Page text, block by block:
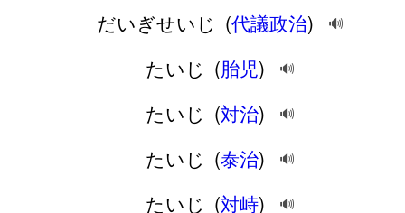
だいぎせいじ (代議政治) 🔊
たいじ (胎児) 🔊
たいじ (対治) 🔊
たいじ (泰治) 🔊
たいじ (対峙) 🔊